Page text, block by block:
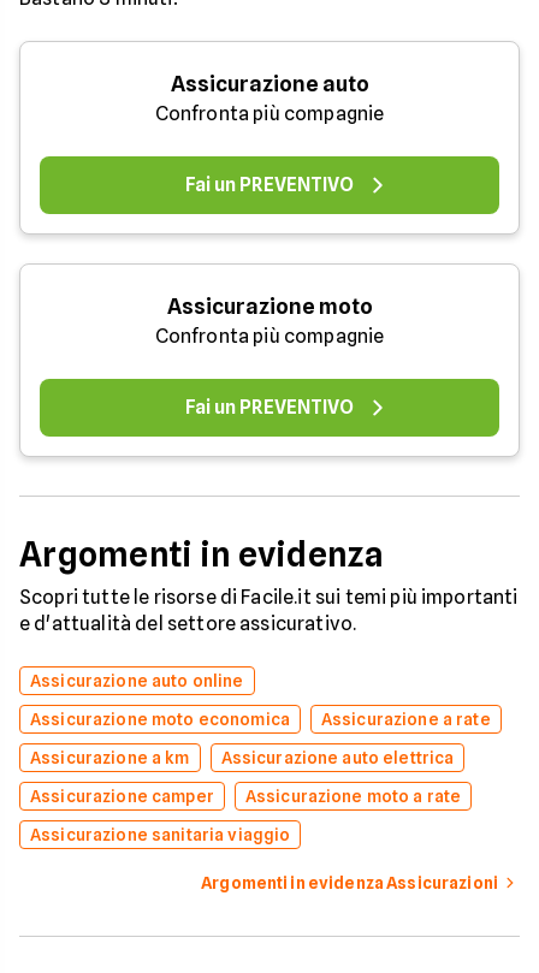
Assicurazione auto
Confronta più compagnie
Fai un PREVENTIVO
Assicurazione moto
Confronta più compagnie
Fai un PREVENTIVO
Argomenti in evidenza
Scopri tutte le risorse di Facile.it sui temi più importanti
e d'attualità del settore assicurativo.
Assicurazione auto online
Assicurazione moto economica
Assicurazione a rate
Assicurazione a km
Assicurazione auto elettrica
Assicurazione camper
Assicurazione moto a rate
Assicurazione sanitaria viaggio
Argomenti in evidenza Assicurazioni